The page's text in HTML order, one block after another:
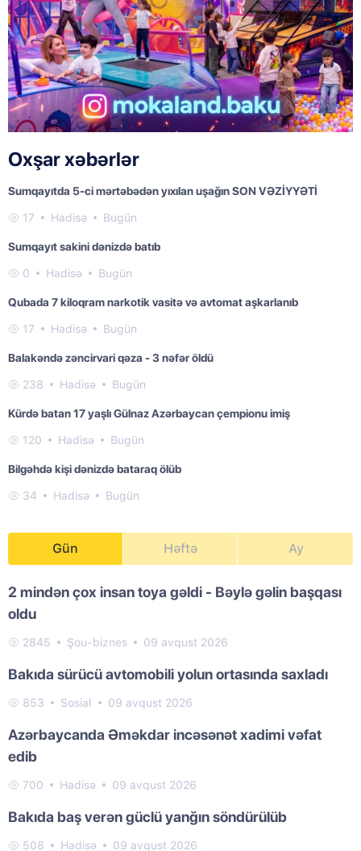
Oxşar xəbərlər
Sumqayıtda 5-ci mərtəbədən yıxılan uşağın SON VƏZİYYƏTİ
17 Hadisə Bugün
Sumqayıt sakini dənizdə batıb
0 Hadisə Bugün
Qubada 7 kiloqram narkotik vasitə və avtomat aşkarlanıb
17 Hadisə Bugün
Balakəndə zəncirvari qəza - 3 nəfər öldü
238 Hadisə Bugün
Kürdə batan 17 yaşlı Gülnaz Azərbaycan çempionu imiş
120 Hadisə Bugün
Bilgəhdə kişi dənizdə bataraq ölüb
34 Hadisə Bugün
Gün Həftə Ay
2 mindən çox insan toya gəldi - Bəylə gəlin başqası
oldu
2845 Şou-biznes 09 avqust 2026
Bakıda sürücü avtomobili yolun ortasında saxladı
853 Sosial 09 avqust 2026
Azərbaycanda Əməkdar incəsənət xadimi vəfat
edib
700 Hadisə 09 avqust 2026
Bakıda baş verən güclü yanğın söndürülüb
508 Hadisə 09 avqust 2026